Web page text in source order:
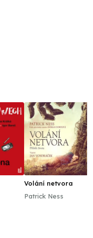
Volání netvora
Patrick Ness